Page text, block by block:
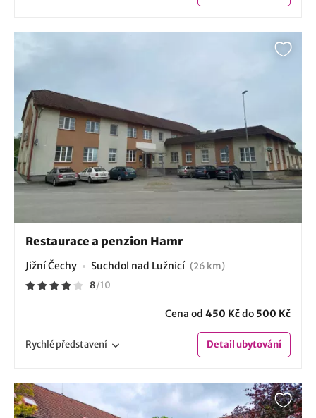
Restaurace a penzion Hamr
Jižní Čechy Suchdol nad Lužnicí (26 km)
8/10
Cena od 450 Kčdo 500 Kč
Rychlépředstavení Detailubytování